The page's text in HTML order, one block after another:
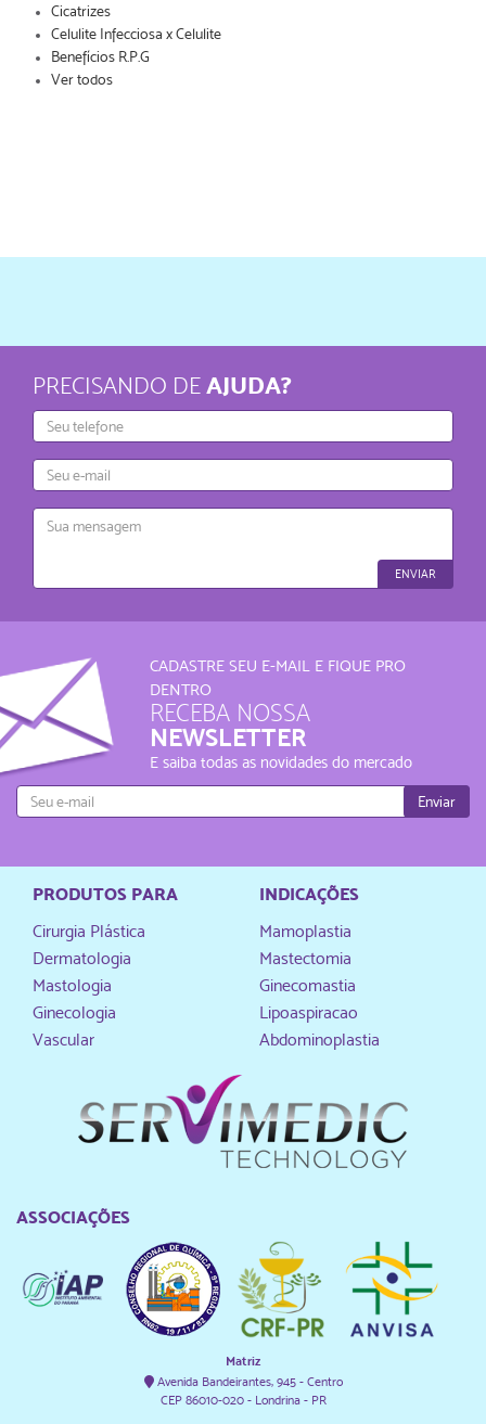
Cicatrizes
Celulite Infecciosa x Celulite
Benefícios R.P.G
Ver todos
PRECISANDO DE AJUDA?
Telefone
mail
Mensagem
ENVIAR
CADASTRE SEU E-MAIL E FIQUE PRO
DENTRO
RECEBA NOSSA
NEWSLETTER
E saiba todas as novidades do mercado
Enviar
PRODUTOS PARA
Cirurgia Plástica
Dermatologia
Mastologia
Ginecologia
Vascular
INDICAÇÕES
Mamoplastia
Mastectomia
Ginecomastia
Lipoaspiracao
Abdominoplastia
ASSOCIAÇÕES
Matriz
Avenida Bandeirantes, 945 - Centro
CEP 86010-020 - Londrina - PR